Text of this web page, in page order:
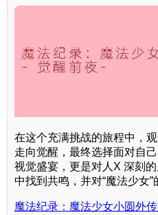
在这个充满挑战的旅程中，
走向觉醒，最终选择面对自
视觉盛宴，更是对人X 深刻
中找到共鸣，并对“魔法少女”
魔法纪录：魔法少女小圆外